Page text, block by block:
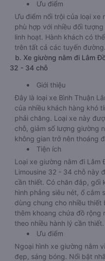
Ưu điểm
Ưu điểm nổi trội của loại xe
phù hợp với nhiều đối
linh hoạt. Hành khách có
trên tất cả các tuyến đường.
b. Xe giường nằm đi Lâm
32 - 34 chỗ
Giới thiệu
Đây là loại xe Bình Thuận
của nhiều khách hàng khó
phải chăng. Loại xe này
chỗ, giảm số lượng giường
không gian trở nên thoáng
Tiện ích
Loại xe giường nằm đi Lâm
Limousine 32 - 34 chỗ này
cần thiết. Có chăn đắp, gối
hình phẳng siêu nét, ổ cắm
dùng chung cho nhiều
thêm khoang chứa đồ rộng
theo nhiều hành lý cần thiết.
Ưu điểm
Ngoại hình xe giường nằm
đẹp, sáng bóng. Nổi bật